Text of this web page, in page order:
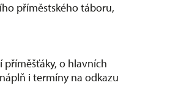
příměstského táboru,
příměšťáky, o hlavních
i termíny na odkazu